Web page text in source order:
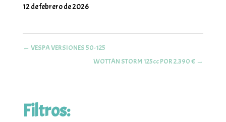
12 de febrero de 2026
← VESPA VERSIONES 50-125
WOTTAN STORM 125cc POR 2.390 € →
Filtros: